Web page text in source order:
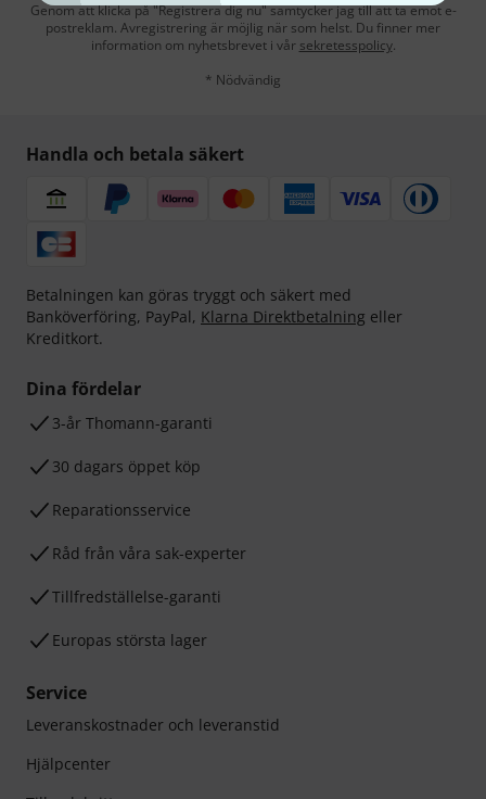
Genom att klicka på "Registrera dig nu" samtycker jag till att ta emot e-
postreklam. Avregistrering är möjlig när som helst. Du finner mer
information om nyhetsbrevet i vår sekretesspolicy.
* Nödvändig
Handla och betala säkert
Betalningen kan göras tryggt och säkert med
Banköverföring, PayPal, Klarna Direktbetalning eller
Kreditkort.
Dina fördelar
3-år Thomann-garanti
30 dagars öppet köp
Reparationsservice
Råd från våra sak-experter
Tillfredställelse-garanti
Europas största lager
Service
Leveranskostnader och leveranstid
Hjälpcenter